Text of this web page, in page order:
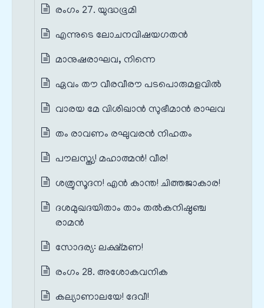
രംഗം 27. യുദ്ധഭൂമി
എന്നുടെ ലോചനവിഷയഗതൻ
മാനുഷരാഘവ, നിന്നെ
ഏവം തൗ വീരവീരൗ പടപൊരുമളവിൽ
വാരയ മേ വിശിഖാൻ സുഭീമാൻ രാഘവ
തം രാവണം രഘുവരൻ നിഹതം
പൗലസ്ത്യ! മഹാത്മൻ! വീര!
ശത്രുസൂദന! എൻ കാന്ത! ചിത്തജാകാര!
ദശമുഖദയിതാം താം തൽകനിഷ്ഠഞ്ച
രാമൻ
സോദര്യ: ലക്ഷ്മണ!
രംഗം 28. അശോകവനിക
കല്യാണാലയേ! ദേവീ!